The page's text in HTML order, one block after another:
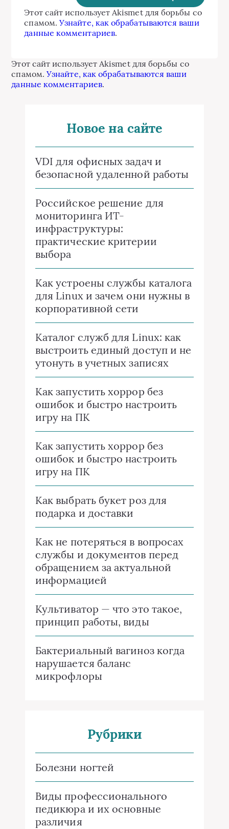
Этот сайт использует Akismet для борьбы со
спамом.Узнайте, как обрабатываются ваши
данные комментариев.
Этот сайт использует Akismet для борьбы со
спамом.Узнайте, как обрабатываются ваши
данные комментариев.
Новое на сайте
VDI для офисных задач и
безопасной удаленной работы
Российское решение для
мониторинга ИТ-
инфраструктуры:
практические критерии
выбора
Как устроены службы каталога
для Linux и зачем они нужны в
корпоративной сети
Каталог служб для Linux: как
выстроить единый доступ и не
утонуть в учетных записях
Как запустить хоррор без
ошибок и быстро настроить
игру на ПК
Как запустить хоррор без
ошибок и быстро настроить
игру на ПК
Как выбрать букет роз для
подарка и доставки
Как не потеряться в вопросах
службы и документов перед
обращением за актуальной
информацией
Культиватор — что это такое,
принцип работы, виды
Бактериальный вагиноз когда
нарушается баланс
микрофлоры
Рубрики
Болезни ногтей
Виды профессионального
педикюра и их основные
различия